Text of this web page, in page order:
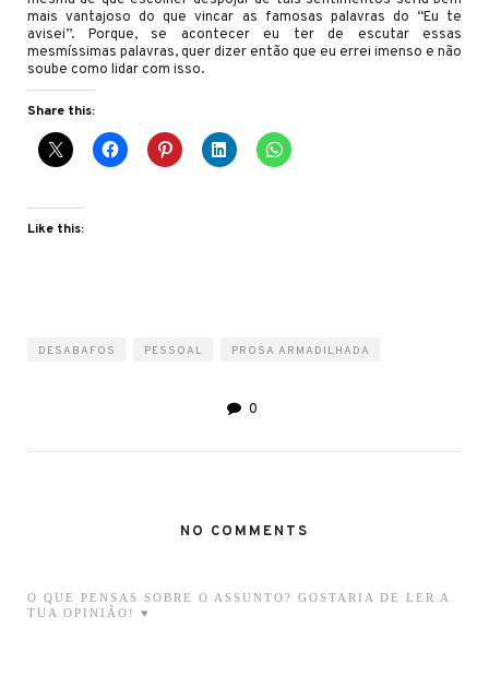
mais vantajoso do que vincar as famosas palavras do “Eu te
avisei”. Porque, se acontecer eu ter de escutar essas
mesmíssimas palavras, quer dizer então que eu errei imenso e não
soube como lidar com isso.
Share this:
Like this:
DESABAFOS PESSOAL PROSA ARMADILHADA
0
NO COMMENTS
O QUE PENSAS SOBRE O ASSUNTO? GOSTARIA DE LER A
TUA OPINIÃO! ♥